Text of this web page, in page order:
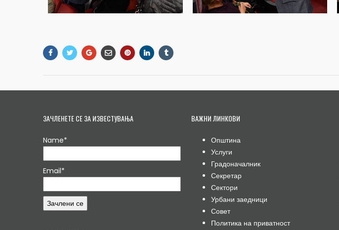
ЗАЧЛЕНЕТЕ СЕ ЗА ИЗВЕСТУВАЊА
Name*
Email*
ВАЖНИ ЛИНКОВИ
Општина
Услуги
Градоначалник
Секретар
Сектори
Урбани заедници
Совет
Политика на приватност